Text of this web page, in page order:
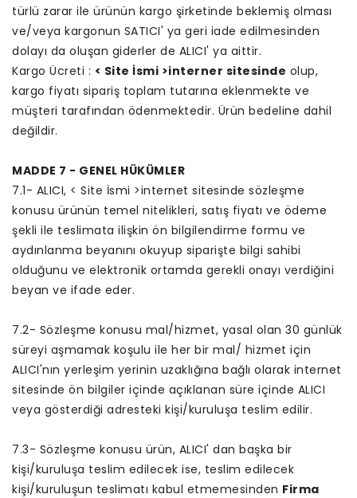
türlü zarar ile ürünün kargo şirketinde beklemiş olması
ve/veya kargonun SATICI' ya geri iade edilmesinden
dolayı da oluşan giderler de ALICI' ya aittir.
Kargo Ücreti : < Site İsmi >interner sitesinde olup,
kargo fiyatı sipariş toplam tutarına eklenmekte ve
müşteri tarafından ödenmektedir. Ürün bedeline dahil
değildir.
MADDE 7 - GENEL HÜKÜMLER
7.1- ALICI, < Site İsmi >internet sitesinde sözleşme
konusu ürünün temel nitelikleri, satış fiyatı ve ödeme
şekli ile teslimata ilişkin ön bilgilendirme formu ve
aydınlanma beyanını okuyup siparişte bilgi sahibi
olduğunu ve elektronik ortamda gerekli onayı verdiğini
beyan ve ifade eder.
7.2- Sözleşme konusu mal/hizmet, yasal olan 30 günlük
süreyi aşmamak koşulu ile her bir mal/ hizmet için
ALICI'nın yerleşim yerinin uzaklığına bağlı olarak internet
sitesinde ön bilgiler içinde açıklanan süre içinde ALICI
veya gösterdiği adresteki kişi/kuruluşa teslim edilir.
7.3- Sözleşme konusu ürün, ALICI' dan başka bir
kişi/kuruluşa teslim edilecek ise, teslim edilecek
kişi/kuruluşun teslimatı kabul etmemesinden Firma